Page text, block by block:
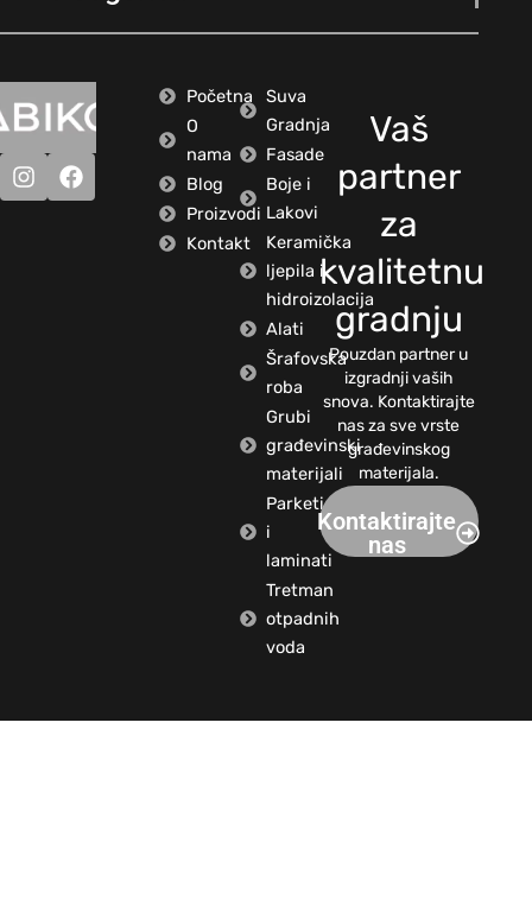
Početna
O
nama
Blog
Proizvodi
Kontakt
Suva
Gradnja
Fasade
Boje i
Lakovi
Keramička
ljepila i
hidroizolacija
Alati
Šrafovska
roba
Grubi
građevinski
materijali
Parketi
i
laminati
Tretman
otpadnih
voda
Vaš
partner
za
kvalitetnu
gradnju
Pouzdan partner u
izgradnji vaših
snova. Kontaktirajte
nas za sve vrste
građevinskog
materijala.
Kontaktirajte
nas